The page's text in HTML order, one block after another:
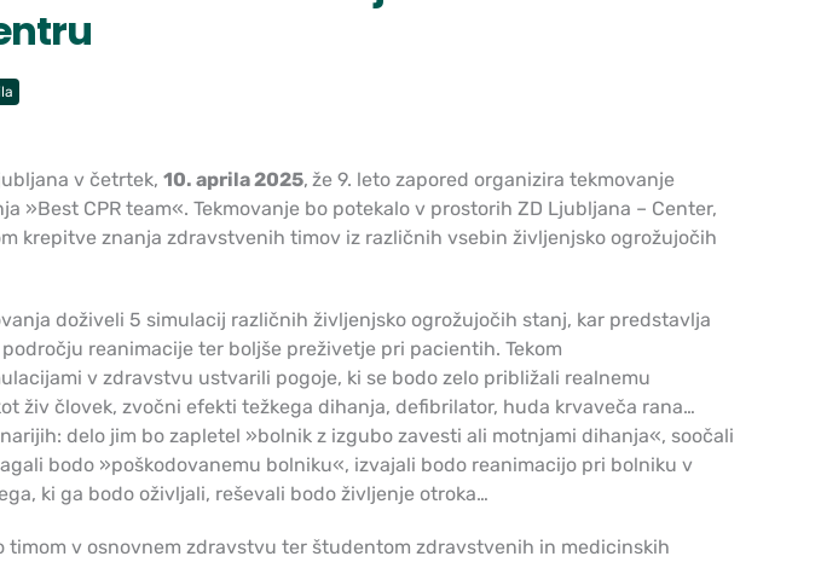
v četrtek, 10. aprila 2025, že 9. leto zapored organizira tekmovanje
»Best CPR team«. Tekmovanje bo potekalo v prostorih ZD Ljubljana – Center,
krepitve znanja zdravstvenih timov iz različnih vsebin življenjsko ogrožujočih
doživeli 5 simulacij različnih življenjsko ogrožujočih stanj, kar predstavlja
reanimacije ter boljše preživetje pri pacientih. Tekom
v zdravstvu ustvarili pogoje, ki se bodo zelo približali realnemu
živ človek, zvočni efekti težkega dihanja, defibrilator, huda krvaveča rana…
delo jim bo zapletel »bolnik z izgubo zavesti ali motnjami dihanja«, soočali
bodo »poškodovanemu bolniku«, izvajali bodo reanimacijo pri bolniku v
ki ga bodo oživljali, reševali bodo življenje otroka…
timom v osnovnem zdravstvu ter študentom zdravstvenih in medicinskih